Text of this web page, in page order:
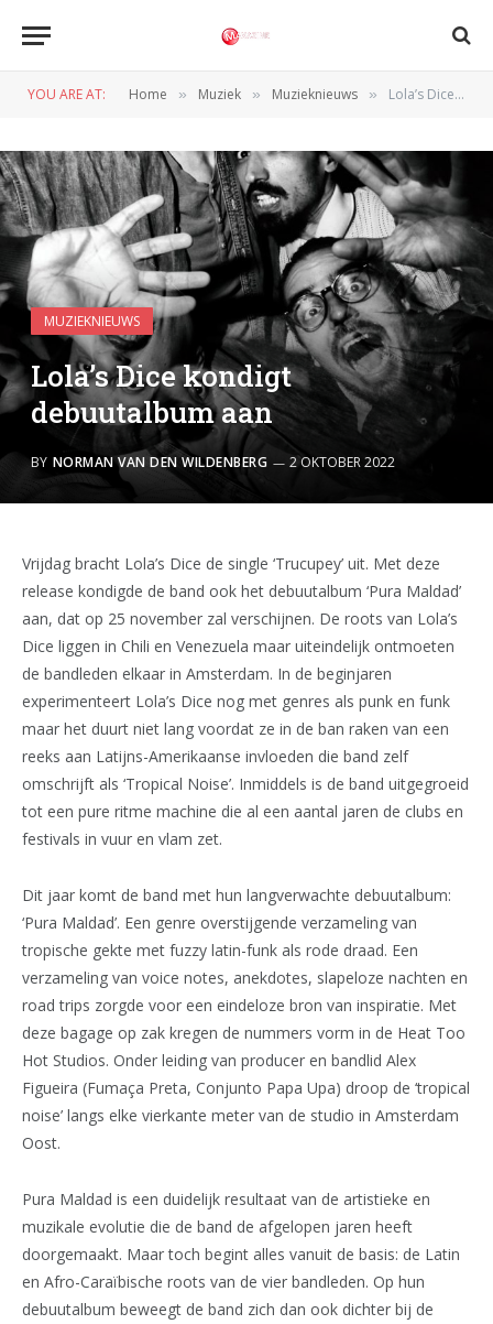
YOU ARE AT: Home » Muziek » Muzieknieuws » Lola’s Dice kondigt debuutalbum aan
MUZIEKNIEUWS
Lola’s Dice kondigt
debuutalbum aan
BY NORMAN VAN DEN WILDENBERG 2 OKTOBER 2022
Vrijdag bracht Lola’s Dice de single ‘Trucupey’ uit. Met deze
release kondigde de band ook het debuutalbum ‘Pura Maldad’
aan, dat op 25 november zal verschijnen. De roots van Lola’s
Dice liggen in Chili en Venezuela maar uiteindelijk ontmoeten
de bandleden elkaar in Amsterdam. In de beginjaren
experimenteert Lola’s Dice nog met genres als punk en funk
maar het duurt niet lang voordat ze in de ban raken van een
reeks aan Latijns-Amerikaanse invloeden die band zelf
omschrijft als ‘Tropical Noise’. Inmiddels is de band uitgegroeid
tot een pure ritme machine die al een aantal jaren de clubs en
festivals in vuur en vlam zet.
Dit jaar komt de band met hun langverwachte debuutalbum:
‘Pura Maldad’. Een genre overstijgende verzameling van
tropische gekte met fuzzy latin-funk als rode draad. Een
verzameling van voice notes, anekdotes, slapeloze nachten en
road trips zorgde voor een eindeloze bron van inspiratie. Met
deze bagage op zak kregen de nummers vorm in de Heat Too
Hot Studios. Onder leiding van producer en bandlid Alex
Figueira (Fumaça Preta, Conjunto Papa Upa) droop de ‘tropical
noise’ langs elke vierkante meter van de studio in Amsterdam
Oost.
Pura Maldad is een duidelijk resultaat van de artistieke en
muzikale evolutie die de band de afgelopen jaren heeft
doorgemaakt. Maar toch begint alles vanuit de basis: de Latin
en Afro-Caraïbische roots van de vier bandleden. Op hun
debuutalbum beweegt de band zich dan ook dichter bij de